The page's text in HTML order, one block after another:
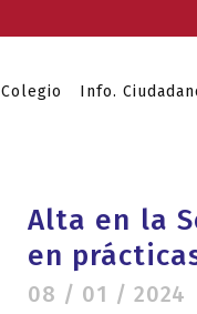
Colegio Info.
08 / 01 / 2024
Alta en la
en